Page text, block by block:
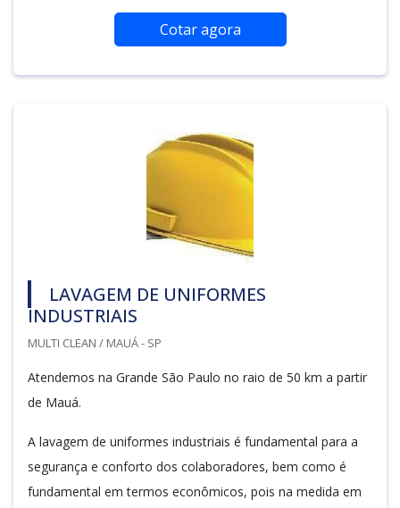
Cotar agora
LAVAGEM DE UNIFORMES
INDUSTRIAIS
MULTI CLEAN / MAUÁ - SP
Atendemos na Grande São Paulo no raio de 50 km a partir
de Mauá.
A lavagem de uniformes industriais é fundamental para a
segurança e conforto dos colaboradores, bem como é
fundamental em termos econômicos, pois na medida em